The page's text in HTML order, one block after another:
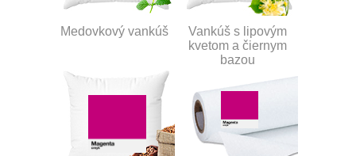
Medovkový vankúš
Vankúš s lipovým
kvetom a čiernym
bazou